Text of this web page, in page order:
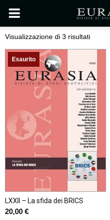
Visualizzazione di 3 risultatiOrdina
più
recente
Esaurito
LXXII – La sfida dei BRICS
20,00 €